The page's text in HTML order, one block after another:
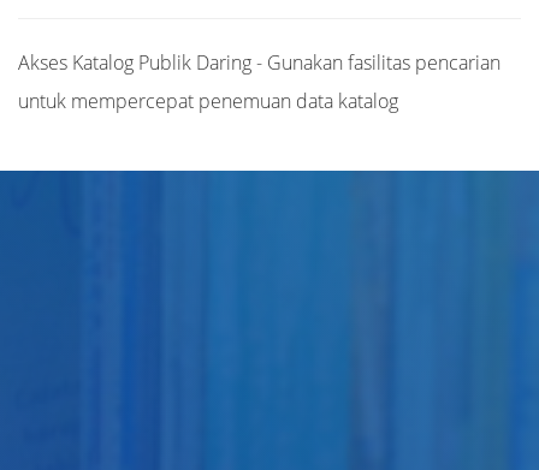
Akses Katalog Publik Daring - Gunakan fasilitas pencarian
untuk mempercepat penemuan data katalog